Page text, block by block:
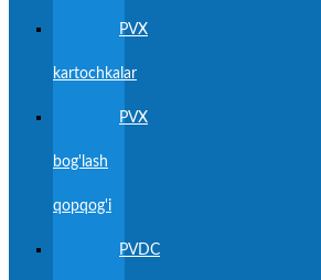
PVX
kartochkalar
PVX
bog'lash
qopqog'i
PVDC